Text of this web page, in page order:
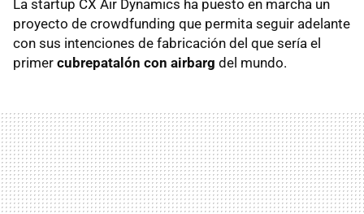
La startup CX Air Dynamics ha puesto en marcha un
proyecto de crowdfunding que permita seguir adelante
con sus intenciones de fabricación del que sería el
primer cubrepatalón con airbarg del mundo.